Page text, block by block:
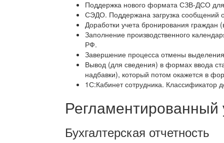
Поддержка нового формата СЗВ-ДСО
СЭДО. Поддержана загрузка сообщений
Доработки учета бронирования граждан
Заполнение производственного
РФ.
Завершение процесса отмены
Вывод (для сведения) в формах ввода
надбавки), который потом окажется в
1С:Кабинет сотрудника. Классификатор
Регламентированный
Бухгалтерская отчетность